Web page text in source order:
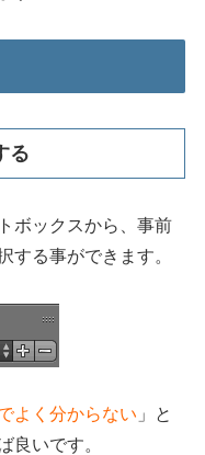
る
ボックスから、事前
する事ができます。
よく分からない 」と
良いです。